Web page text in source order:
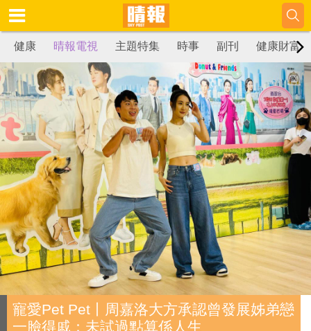
健康 晴報電視 主題特集 時事 副刊 健康財富
寵愛Pet Pet丨周嘉洛大方承認曾發展姊弟戀
一臉得戚：未試過點算係人生